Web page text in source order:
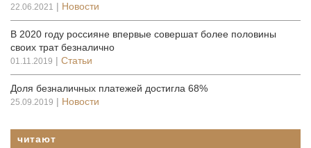
22.06.2021 | Новости
В 2020 году россияне впервые совершат более половины
своих трат безналично
01.11.2019 | Статьи
Доля безналичных платежей достигла 68%
25.09.2019 | Новости
читают